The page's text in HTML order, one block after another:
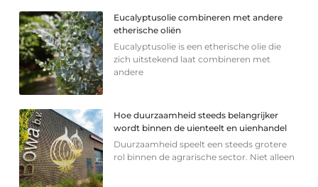
Eucalyptusolie combineren met andere
etherische oliën
Eucalyptusolie is een etherische olie die
zich uitstekend laat combineren met
andere
Hoe duurzaamheid steeds belangrijker
wordt binnen de uienteelt en uienhandel
Duurzaamheid speelt een steeds grotere
rol binnen de agrarische sector. Niet alleen